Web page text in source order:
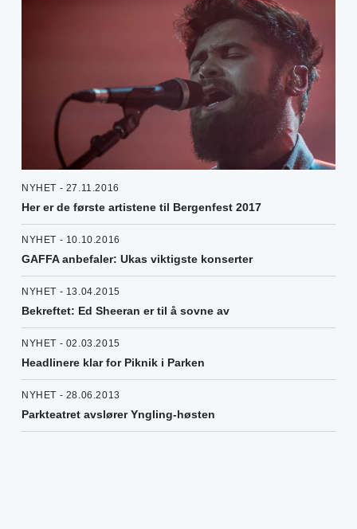
NYHET - 27.11.2016
Her er de første artistene til Bergenfest 2017
NYHET - 10.10.2016
GAFFA anbefaler: Ukas viktigste konserter
NYHET - 13.04.2015
Bekreftet: Ed Sheeran er til å sovne av
NYHET - 02.03.2015
Headlinere klar for Piknik i Parken
NYHET - 28.06.2013
Parkteatret avslører Yngling-høsten